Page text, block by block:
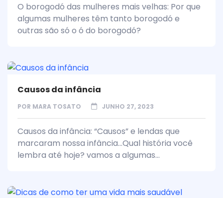
O borogodó das mulheres mais velhas: Por que
algumas mulheres têm tanto borogodó e
outras são só o ó do borogodó?
Causos da infância
POR MARA TOSATO JUNHO 27, 2023
Causos da infância: “Causos” e lendas que
marcaram nossa infância...Qual história você
lembra até hoje? vamos a algumas...